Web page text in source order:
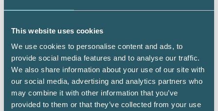
This website uses cookies
We use cookies to personalise content and ads, to
provide social media features and to analyse our traffic.
We also share information about your use of our site with
our social media, advertising and analytics partners who
may combine it with other information that you’ve
provided to them or that they’ve collected from your use
kreditfakturor. Beslutet motiveras inte, utöver
en allmän hänvisning till olika bestämmelser i
momslagen. Jag är tyvärr inte det minsta
förvånad. Sorligt nog är det så här som det ser
ut idag i mängder av domar i underrätten. Den
enskilde måste därför allt för ofta gissa på
vilka grunder domarna fastställts